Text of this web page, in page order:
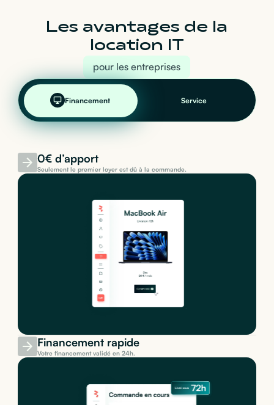
Les avantages de la
location IT
pour les entreprises
Financement Service
0€ d’apport
Seulement le premier loyer est dû à la commande.
Financement rapide
Votre financement validé en 24h.